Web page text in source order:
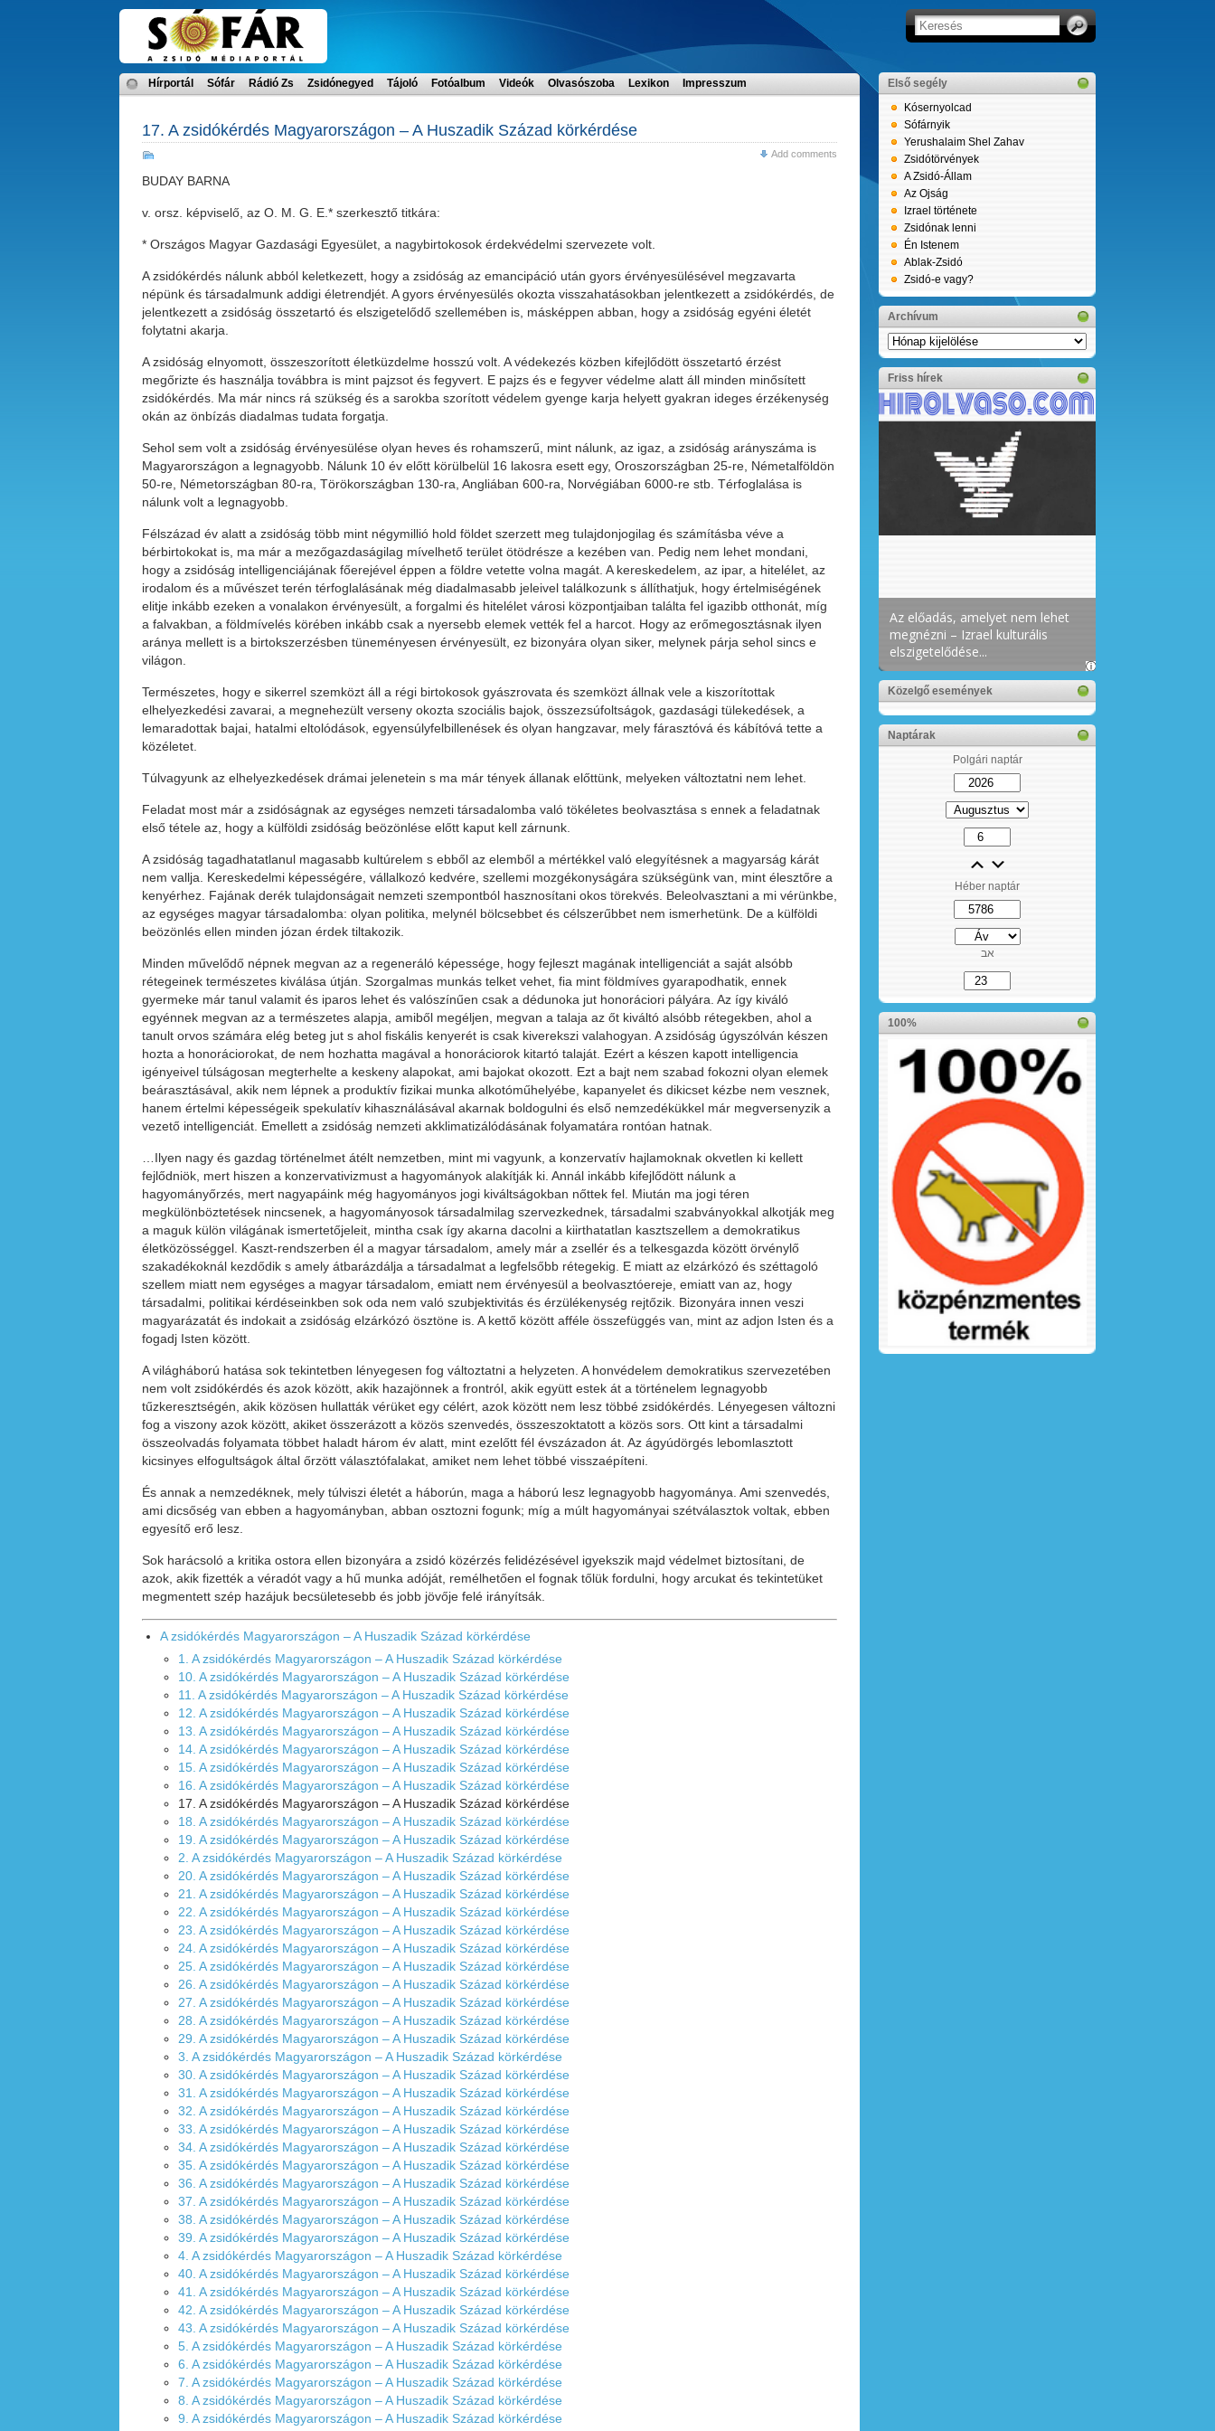
Hírportál Sófár Rádió Zs Zsidónegyed Tájoló Fotóalbum Videók Olvasószoba Lexikon Impresszum
17. A zsidókérdés Magyarországon – A Huszadik Század körkérdése
Add comments
BUDAY BARNA
v. orsz. képviselő, az O. M. G. E.* szerkesztő titkára:
* Országos Magyar Gazdasági Egyesület, a nagybirtokosok érdekvédelmi szervezete volt.
A zsidókérdés nálunk abból keletkezett, hogy a zsidóság az emancipáció után gyors érvényesülésével megzavarta
népünk és társadalmunk addigi életrendjét. A gyors érvényesülés okozta visszahatásokban jelentkezett a zsidókérdés, de
jelentkezett a zsidóság összetartó és elszigetelődő szellemében is, másképpen abban, hogy a zsidóság egyéni életét
folytatni akarja.
A zsidóság elnyomott, összeszorított életküzdelme hosszú volt. A védekezés közben kifejlődött összetartó érzést
megőrizte és használja továbbra is mint pajzsot és fegyvert. E pajzs és e fegyver védelme alatt áll minden minősített
zsidókérdés. Ma már nincs rá szükség és a sarokba szorított védelem gyenge karja helyett gyakran ideges érzékenység
okán az önbízás diadalmas tudata forgatja.
Sehol sem volt a zsidóság érvényesülése olyan heves és rohamszerű, mint nálunk, az igaz, a zsidóság arányszáma is
Magyarországon a legnagyobb. Nálunk 10 év előtt körülbelül 16 lakosra esett egy, Oroszországban 25-re, Németalföldön
50-re, Németországban 80-ra, Törökországban 130-ra, Angliában 600-ra, Norvégiában 6000-re stb. Térfoglalása is
nálunk volt a legnagyobb.
Félszázad év alatt a zsidóság több mint négymillió hold földet szerzett meg tulajdonjogilag és számításba véve a
bérbirtokokat is, ma már a mezőgazdaságilag mívelhető terület ötödrésze a kezében van. Pedig nem lehet mondani,
hogy a zsidóság intelligenciájának főerejével éppen a földre vetette volna magát. A kereskedelem, az ipar, a hitelélet, az
irodalom és a művészet terén térfoglalásának még diadalmasabb jeleivel találkozunk s állíthatjuk, hogy értelmiségének
elitje inkább ezeken a vonalakon érvényesült, a forgalmi és hitelélet városi központjaiban találta fel igazibb otthonát, míg
a falvakban, a földmívelés körében inkább csak a nyersebb elemek vették fel a harcot. Hogy az erőmegosztásnak ilyen
aránya mellett is a birtokszerzésben tüneményesen érvényesült, ez bizonyára olyan siker, melynek párja sehol sincs e
világon.
Természetes, hogy e sikerrel szemközt áll a régi birtokosok gyászrovata és szemközt állnak vele a kiszorítottak
elhelyezkedési zavarai, a megnehezült verseny okozta szociális bajok, összezsúfoltságok, gazdasági tülekedések, a
lemaradottak bajai, hatalmi eltolódások, egyensúlyfelbillenések és olyan hangzavar, mely fárasztóvá és kábítóvá tette a
közéletet.
Túlvagyunk az elhelyezkedések drámai jelenetein s ma már tények állanak előttünk, melyeken változtatni nem lehet.
Feladat most már a zsidóságnak az egységes nemzeti társadalomba való tökéletes beolvasztása s ennek a feladatnak
első tétele az, hogy a külföldi zsidóság beözönlése előtt kaput kell zárnunk.
A zsidóság tagadhatatlanul magasabb kultúrelem s ebből az elemből a mértékkel való elegyítésnek a magyarság kárát
nem vallja. Kereskedelmi képességére, vállalkozó kedvére, szellemi mozgékonyságára szükségünk van, mint élesztőre a
kenyérhez. Fajának derék tulajdonságait nemzeti szempontból hasznosítani okos törekvés. Beleolvasztani a mi vérünkbe,
az egységes magyar társadalomba: olyan politika, melynél bölcsebbet és célszerűbbet nem ismerhetünk. De a külföldi
beözönlés ellen minden józan érdek tiltakozik.
Minden művelődő népnek megvan az a regeneráló képessége, hogy fejleszt magának intelligenciát a saját alsóbb
rétegeinek természetes kiválása útján. Szorgalmas munkás telket vehet, fia mint földmíves gyarapodhatik, ennek
gyermeke már tanul valamit és iparos lehet és valószínűen csak a dédunoka jut honoráciori pályára. Az így kiváló
egyénnek megvan az a természetes alapja, amiből megéljen, megvan a talaja az őt kiváltó alsóbb rétegekben, ahol a
tanult orvos számára elég beteg jut s ahol fiskális kenyerét is csak kiverekszi valahogyan. A zsidóság úgyszólván készen
hozta a honoráciorokat, de nem hozhatta magával a honoráciorok kitartó talaját. Ezért a készen kapott intelligencia
igényeivel túlságosan megterhelte a keskeny alapokat, ami bajokat okozott. Ezt a bajt nem szabad fokozni olyan elemek
beárasztásával, akik nem lépnek a produktív fizikai munka alkotóműhelyébe, kapanyelet és dikicset kézbe nem vesznek,
hanem értelmi képességeik spekulatív kihasználásával akarnak boldogulni és első nemzedékükkel már megversenyzik a
vezető intelligenciát. Emellett a zsidóság nemzeti akklimatizálódásának folyamatára rontóan hatnak.
…Ilyen nagy és gazdag történelmet átélt nemzetben, mint mi vagyunk, a konzervatív hajlamoknak okvetlen ki kellett
fejlődniök, mert hiszen a konzervativizmust a hagyományok alakítják ki. Annál inkább kifejlődött nálunk a
hagyományőrzés, mert nagyapáink még hagyományos jogi kiváltságokban nőttek fel. Miután ma jogi téren
megkülönböztetések nincsenek, a hagyományosok társadalmilag szervezkednek, társadalmi szabványokkal alkotják meg
a maguk külön világának ismertetőjeleit, mintha csak így akarna dacolni a kiirthatatlan kasztszellem a demokratikus
életközösséggel. Kaszt-rendszerben él a magyar társadalom, amely már a zsellér és a telkesgazda között örvénylő
szakadékoknál kezdődik s amely átbarázdálja a társadalmat a legfelsőbb rétegekig. E miatt az elzárkózó és széttagoló
szellem miatt nem egységes a magyar társadalom, emiatt nem érvényesül a beolvasztóereje, emiatt van az, hogy
társadalmi, politikai kérdéseinkben sok oda nem való szubjektivitás és érzülékenység rejtőzik. Bizonyára innen veszi
magyarázatát és indokait a zsidóság elzárkózó ösztöne is. A kettő között afféle összefüggés van, mint az adjon Isten és a
fogadj Isten között.
A világháború hatása sok tekintetben lényegesen fog változtatni a helyzeten. A honvédelem demokratikus szervezetében
nem volt zsidókérdés és azok között, akik hazajönnek a frontról, akik együtt estek át a történelem legnagyobb
tűzkeresztségén, akik közösen hullatták vérüket egy célért, azok között nem lesz többé zsidókérdés. Lényegesen változni
fog a viszony azok között, akiket összerázott a közös szenvedés, összeszoktatott a közös sors. Ott kint a társadalmi
összeolvadás folyamata többet haladt három év alatt, mint ezelőtt fél évszázadon át. Az ágyúdörgés lebomlasztott
kicsinyes elfogultságok által őrzött választófalakat, amiket nem lehet többé visszaépíteni.
És annak a nemzedéknek, mely túlviszi életét a háborún, maga a háború lesz legnagyobb hagyománya. Ami szenvedés,
ami dicsőség van ebben a hagyományban, abban osztozni fogunk; míg a múlt hagyományai szétválasztok voltak, ebben
egyesítő erő lesz.
Sok harácsoló a kritika ostora ellen bizonyára a zsidó közérzés felidézésével igyekszik majd védelmet biztosítani, de
azok, akik fizették a véradót vagy a hű munka adóját, remélhetően el fognak tőlük fordulni, hogy arcukat és tekintetüket
megmentett szép hazájuk becsületesebb és jobb jövője felé irányítsák.
A zsidókérdés Magyarországon – A Huszadik Század körkérdése
1. A zsidókérdés Magyarországon – A Huszadik Század körkérdése
10. A zsidókérdés Magyarországon – A Huszadik Század körkérdése
11. A zsidókérdés Magyarországon – A Huszadik Század körkérdése
12. A zsidókérdés Magyarországon – A Huszadik Század körkérdése
13. A zsidókérdés Magyarországon – A Huszadik Század körkérdése
14. A zsidókérdés Magyarországon – A Huszadik Század körkérdése
15. A zsidókérdés Magyarországon – A Huszadik Század körkérdése
16. A zsidókérdés Magyarországon – A Huszadik Század körkérdése
17. A zsidókérdés Magyarországon – A Huszadik Század körkérdése
18. A zsidókérdés Magyarországon – A Huszadik Század körkérdése
19. A zsidókérdés Magyarországon – A Huszadik Század körkérdése
2. A zsidókérdés Magyarországon – A Huszadik Század körkérdése
20. A zsidókérdés Magyarországon – A Huszadik Század körkérdése
21. A zsidókérdés Magyarországon – A Huszadik Század körkérdése
22. A zsidókérdés Magyarországon – A Huszadik Század körkérdése
23. A zsidókérdés Magyarországon – A Huszadik Század körkérdése
24. A zsidókérdés Magyarországon – A Huszadik Század körkérdése
25. A zsidókérdés Magyarországon – A Huszadik Század körkérdése
26. A zsidókérdés Magyarországon – A Huszadik Század körkérdése
27. A zsidókérdés Magyarországon – A Huszadik Század körkérdése
28. A zsidókérdés Magyarországon – A Huszadik Század körkérdése
29. A zsidókérdés Magyarországon – A Huszadik Század körkérdése
3. A zsidókérdés Magyarországon – A Huszadik Század körkérdése
30. A zsidókérdés Magyarországon – A Huszadik Század körkérdése
31. A zsidókérdés Magyarországon – A Huszadik Század körkérdése
32. A zsidókérdés Magyarországon – A Huszadik Század körkérdése
33. A zsidókérdés Magyarországon – A Huszadik Század körkérdése
34. A zsidókérdés Magyarországon – A Huszadik Század körkérdése
35. A zsidókérdés Magyarországon – A Huszadik Század körkérdése
36. A zsidókérdés Magyarországon – A Huszadik Század körkérdése
37. A zsidókérdés Magyarországon – A Huszadik Század körkérdése
38. A zsidókérdés Magyarországon – A Huszadik Század körkérdése
39. A zsidókérdés Magyarországon – A Huszadik Század körkérdése
4. A zsidókérdés Magyarországon – A Huszadik Század körkérdése
40. A zsidókérdés Magyarországon – A Huszadik Század körkérdése
41. A zsidókérdés Magyarországon – A Huszadik Század körkérdése
42. A zsidókérdés Magyarországon – A Huszadik Század körkérdése
43. A zsidókérdés Magyarországon – A Huszadik Század körkérdése
5. A zsidókérdés Magyarországon – A Huszadik Század körkérdése
6. A zsidókérdés Magyarországon – A Huszadik Század körkérdése
7. A zsidókérdés Magyarországon – A Huszadik Század körkérdése
8. A zsidókérdés Magyarországon – A Huszadik Század körkérdése
9. A zsidókérdés Magyarországon – A Huszadik Század körkérdése
Első segély
Kósernyolcad
Sófárnyik
Yerushalaim Shel Zahav
Zsidótörvények
A Zsidó-Állam
Az Ojság
Izrael története
Zsidónak lenni
Én Istenem
Ablak-Zsidó
Zsidó-e vagy?
Archívum
Archívum
Friss hírek
Közelgő események
Naptárak
Polgári naptár
Héber naptár
אב
100%